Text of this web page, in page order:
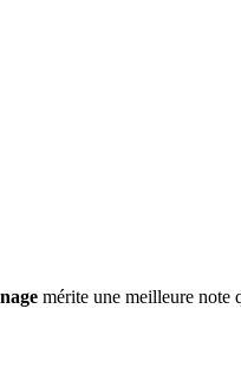
mérite une meilleure note